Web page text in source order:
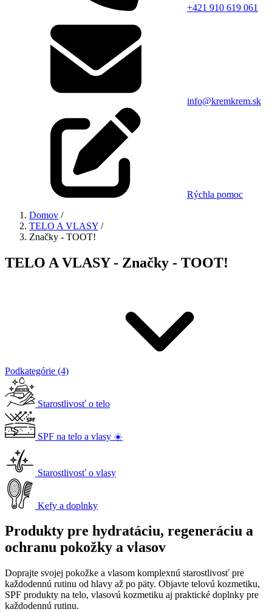
+421 910 619 061
info@kremkrem.sk
Rýchla pomoc
Domov /
TELO A VLASY /
Značky - TOOT!
TELO A VLASY - Značky - TOOT!
Podkategórie (4)
Starostlivosť o telo
SPF na telo a vlasy ☀️
Starostlivosť o vlasy
Kefy a doplnky
Produkty pre hydratáciu, regeneráciu a
ochranu pokožky a vlasov
Doprajte svojej pokožke a vlasom komplexnú starostlivosť pre
každodennú rutinu od hlavy až po päty. Objavte telovú kozmetiku,
SPF produkty na telo, vlasovú kozmetiku aj praktické doplnky pre
každodennú rutinu.